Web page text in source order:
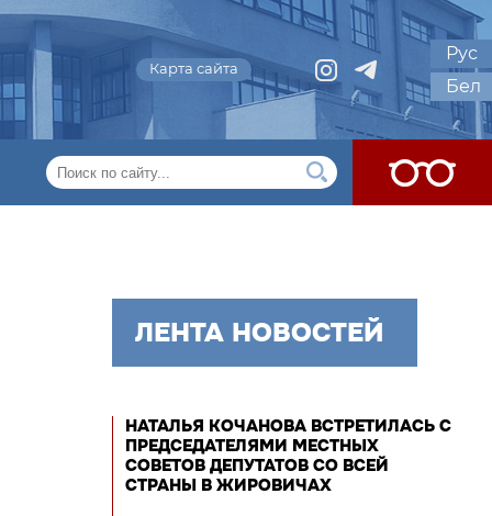
Карта сайта
Рус
Бел
ЛЕНТА НОВОСТЕЙ
НАТАЛЬЯ КОЧАНОВА ВСТРЕТИЛАСЬ С
ПРЕДСЕДАТЕЛЯМИ МЕСТНЫХ
СОВЕТОВ ДЕПУТАТОВ СО ВСЕЙ
СТРАНЫ В ЖИРОВИЧАХ